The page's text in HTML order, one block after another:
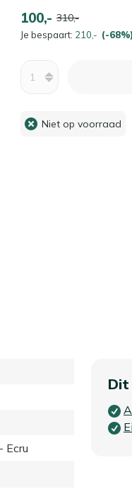
100,- 310,-
Je bespaart: 210,- (-68%)
Niet op voorraad
Ecru
Dit